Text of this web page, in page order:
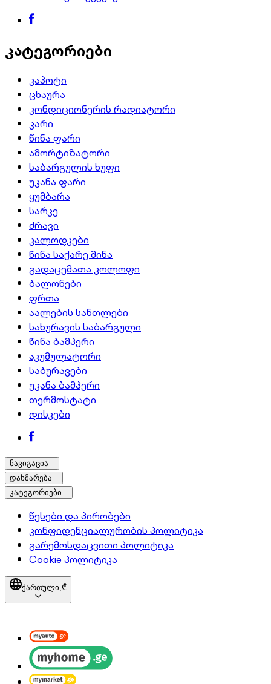
კატეგორიები
კაპოტი
ცხაურა
კონდიციონერის რადიატორი
კარი
წინა ფარი
ამორტიზატორი
საბარგულის ხუფი
უკანა ფარი
ყუმბარა
სარკე
ძრავი
კალოდკები
წინა საქარე მინა
გადაცემათა კოლოფი
ბალონები
ფრთა
აალების სანთლები
სახურავის საბარგული
წინა ბამპერი
აკუმულატორი
საბურავები
უკანა ბამპერი
თერმოსტატი
დისკები
ნავიგაცია
დახმარება
კატეგორიები
წესები და პირობები
კონფიდენციალურობის პოლიტიკა
გარემოსდაცვითი პოლიტიკა
Cookie პოლიტიკა
ქართული, ₾